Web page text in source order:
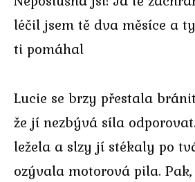
léčil jsem tě dva měsíce a
ti pomáhal
Lucie se brzy přestala
že jí nezbývá síla
ležela a slzy jí stékaly po
ozývala motorová pila.